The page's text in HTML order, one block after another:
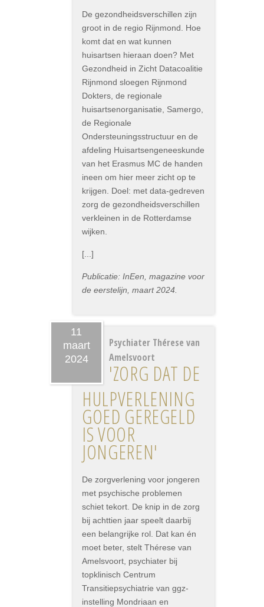
De gezondheidsverschillen zijn
groot in de regio Rijnmond. Hoe
komt dat en wat kunnen
huisartsen hieraan doen? Met
Gezondheid in Zicht Datacoalitie
Rijnmond sloegen Rijnmond
Dokters, de regionale
huisartsenorganisatie, Samergo,
de Regionale
Ondersteuningsstructuur en de
afdeling Huisartsengeneeskunde
van het Erasmus MC de handen
ineen om hier meer zicht op te
krijgen. Doel: met data-gedreven
zorg de gezondheidsverschillen
verkleinen in de Rotterdamse
wijken.
[...]
Publicatie: InEen, magazine voor
de eerstelijn, maart 2024.
11
maart
2024
Psychiater Thérese van
Amelsvoort
'ZORG DAT DE
HULPVERLENING
GOED GEREGELD
IS VOOR
JONGEREN'
De zorgverlening voor jongeren
met psychische problemen
schiet tekort. De knip in de zorg
bij achttien jaar speelt daarbij
een belangrijke rol. Dat kan én
moet beter, stelt Thérese van
Amelsvoort, psychiater bij
topklinisch Centrum
Transitiepsychiatrie van ggz-
instelling Mondriaan en